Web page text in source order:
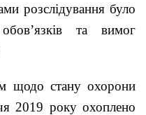
розслідування було
та вимог
щодо стану охорони
2019 року охоплено